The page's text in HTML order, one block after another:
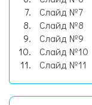
Слайд №7
Слайд №8
Слайд №9
Слайд №10
Слайд №11